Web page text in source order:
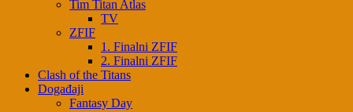
Tim Titan Atlas
TV
ZFIF
1. Finalni ZFIF
2. Finalni ZFIF
Clash of the Titans
Događaji
Fantasy Day